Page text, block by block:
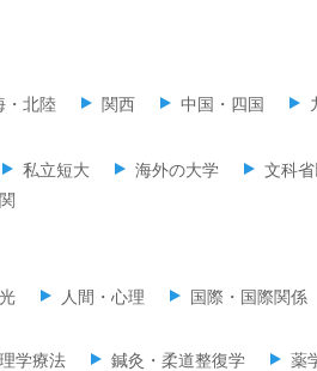
・北陸 関西 中国・四国
私立短大 海外の大学 文科
人間・心理 国際・国際関係
学療法 鍼灸・柔道整復学 薬